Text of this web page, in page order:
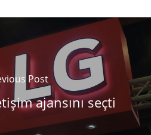
Post
ajansını seçti